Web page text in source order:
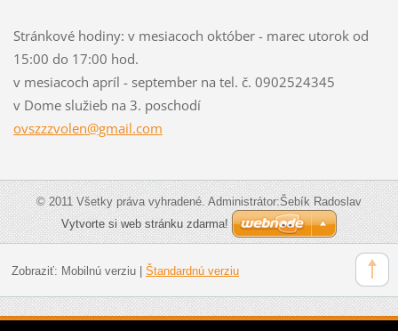
Stránkové hodiny: v mesiacoch október - marec utorok od
15:00 do 17:00 hod.
v mesiacoch apríl - september na tel. č. 0902524345
v Dome služieb na 3. poschodí
ovszzzvolen@gmail.com
© 2011 Všetky práva vyhradené. Administrátor:Šebík Radoslav
Vytvorte si web stránku zdarma!
Zobraziť: Mobilnú verziu| Štandardnú verziu